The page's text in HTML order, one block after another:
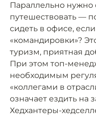
Параллельно нужно
путешествовать —
сидеть в офисе,
«командировки»?
туризм, приятная
При этом топ-
необходимым
«коллегами в
означает ездить на
Хедхантеры-